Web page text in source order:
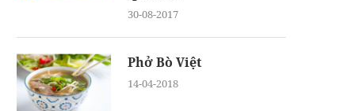
30-08-2017
Phở Bò Việt
14-04-2018